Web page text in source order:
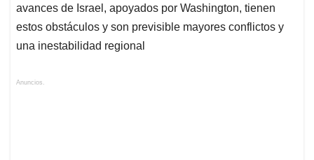
avances de Israel, apoyados por Washington, tienen
estos obstáculos y son previsible mayores conflictos y
una inestabilidad regional
Anuncios.